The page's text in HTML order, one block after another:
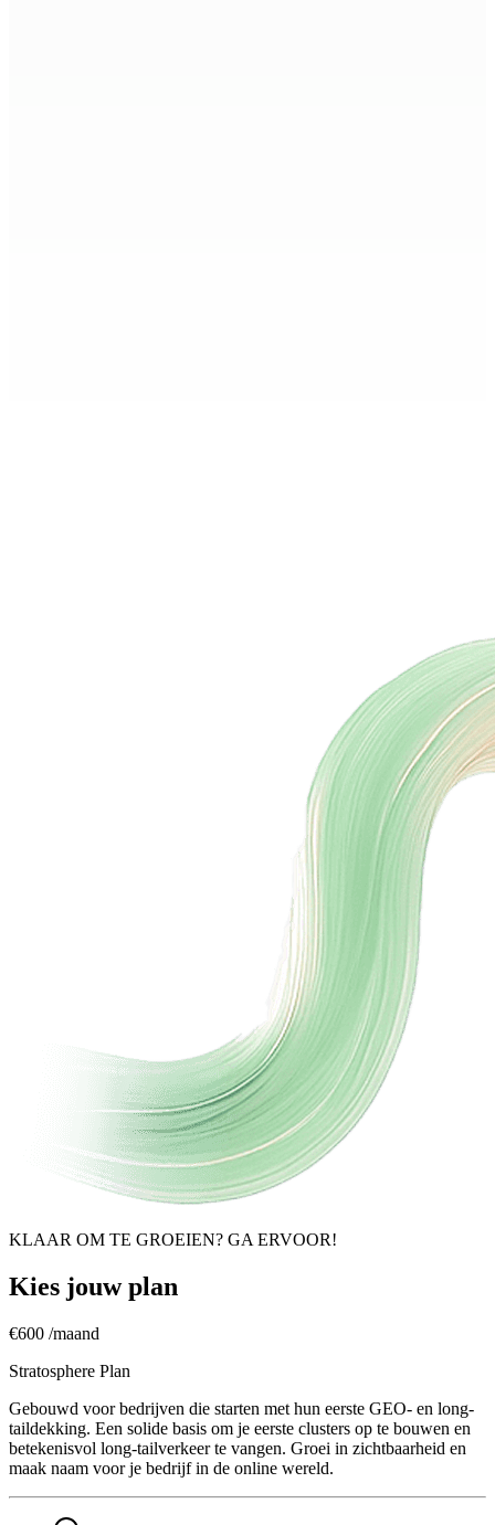
KLAAR OM TE GROEIEN? GA ERVOOR!
Kies jouw plan
€600 /maand
Stratosphere Plan
Gebouwd voor bedrijven die starten met hun eerste GEO- en long-
taildekking. Een solide basis om je eerste clusters op te bouwen en
betekenisvol long-tailverkeer te vangen. Groei in zichtbaarheid en
maak naam voor je bedrijf in de online wereld.